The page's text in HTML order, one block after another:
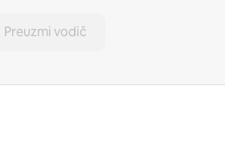
Preuzmi vodič